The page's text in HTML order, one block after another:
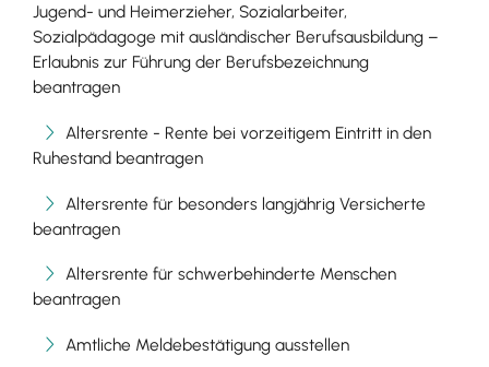
Jugend- und Heimerzieher, Sozialarbeiter,
Sozialpädagoge mit ausländischer Berufsausbildung –
Erlaubnis zur Führung der Berufsbezeichnung
beantragen
Altersrente - Rente bei vorzeitigem Eintritt in den
Ruhestand beantragen
Altersrente für besonders langjährig Versicherte
beantragen
Altersrente für schwerbehinderte Menschen
beantragen
Amtliche Meldebestätigung ausstellen